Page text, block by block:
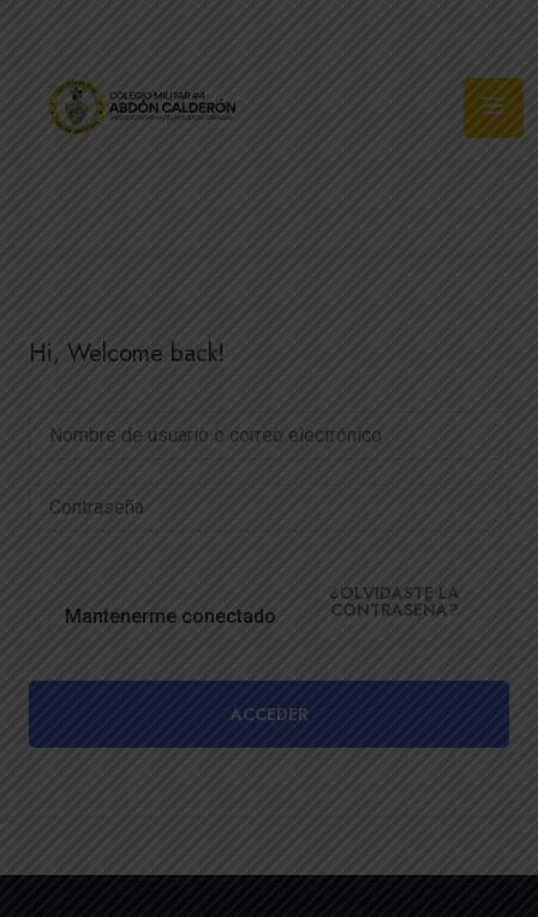
Hi, Welcome back!
Mantenerme conectado
¿OLVIDASTE LA
CONTRASEÑA?
ACCEDER